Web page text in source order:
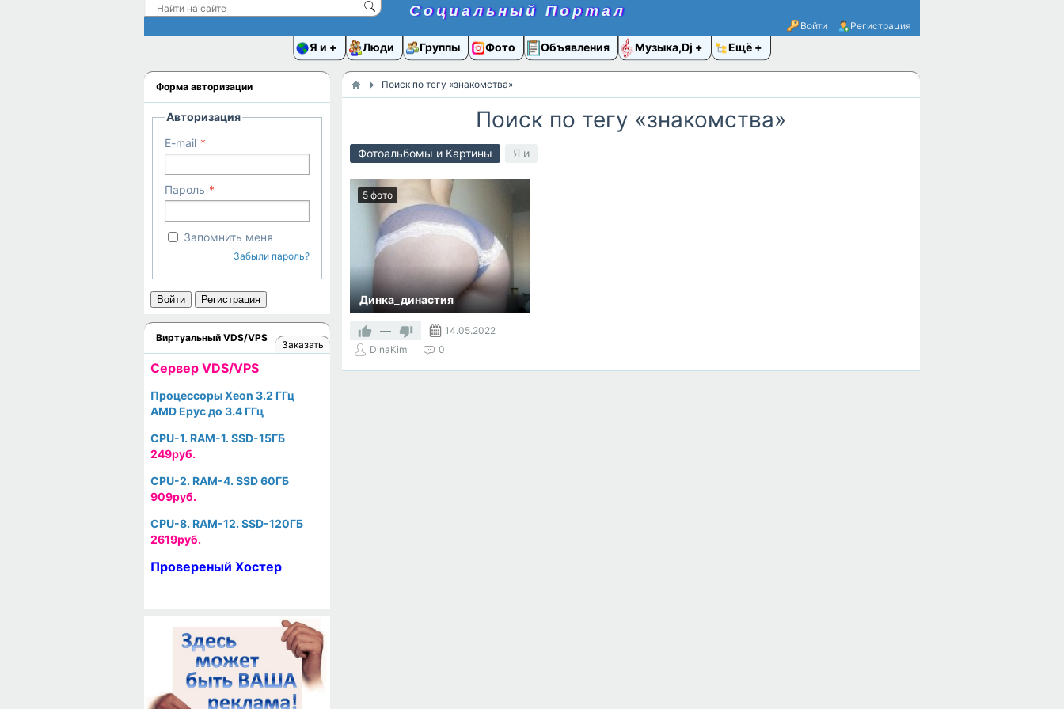
Социальный Портал
Войти Регистрация
Я и Люди Группы Фото Объявления Музыка,Dj Ещё
Поиск по тегу «знакомства»
Поиск по тегу «знакомства»
Фотоальбомы и Картины Я и
5 фото
Динка_династия
—
14.05.2022
DinaKim
0
Форма авторизации
Авторизация
E-mail
Пароль
Запомнить меня
Забыли пароль?
Войти Регистрация
Виртуальный VDS/VPS
Заказать
Cервер VDS/VPS
Процессоры Xeon 3.2 ГГц
AMD Epyc до 3.4 ГГц
CPU-1. RAM-1. SSD-15ГБ
249руб.
CPU-2. RAM-4. SSD 60ГБ
909руб.
CPU-8. RAM-12. SSD-120ГБ
2619руб.
Провереный Хостер